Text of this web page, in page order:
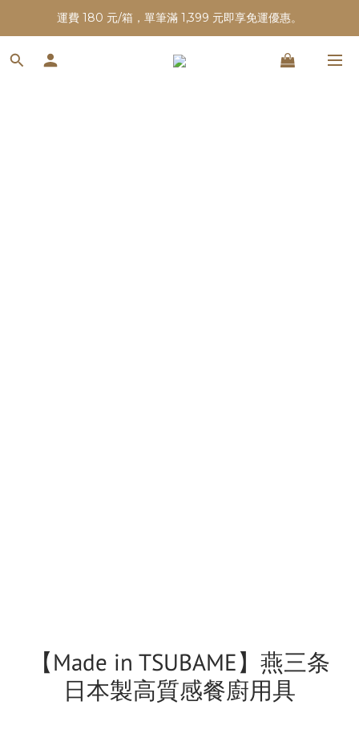
運費 180 元/箱，單筆滿 1,399 元即享免運優惠。
【Made in TSUBAME】燕三条
日本製高質感餐廚用具